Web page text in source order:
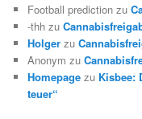
Football prediction zu
-thh zu
Holger zu
Anonym zu
Homepage zu Kisbee:
teuer“